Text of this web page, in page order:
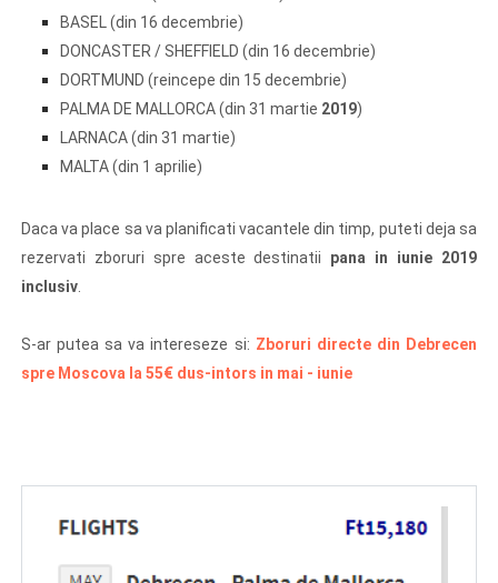
BASEL (din 16 decembrie)
DONCASTER / SHEFFIELD (din 16 decembrie)
DORTMUND (reincepe din 15 decembrie)
PALMA DE MALLORCA (din 31 martie 2019)
LARNACA (din 31 martie)
MALTA (din 1 aprilie)
Daca va place sa va planificati vacantele din timp, puteti deja sa
rezervati zboruri spre aceste destinatii pana in iunie 2019
inclusiv.
S-ar putea sa va intereseze si: Zboruri directe din Debrecen
spre Moscova la 55€ dus-intors in mai - iunie